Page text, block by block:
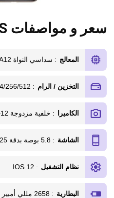
سعر و مواصفات iPhone XS
المعالج : سداسي النواة Apple A12
التخزين / الرام : 64/256/512 جيجا مع 4 جيجا رام
الكاميرا : خلفية مزدوجة 12+12 م.ب. / امامية 7 م.ب.
الشاشة : 5.8 بوصة بدقة 1125×2436 بها نوتش
نظام التشغيل : IOS 12
البطارية : 2658 مللي أمبير